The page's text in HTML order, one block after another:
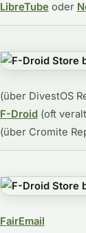
LibreTube oder
(über DivestOS
F-Droid (oft
(über Cromite
FairEmail